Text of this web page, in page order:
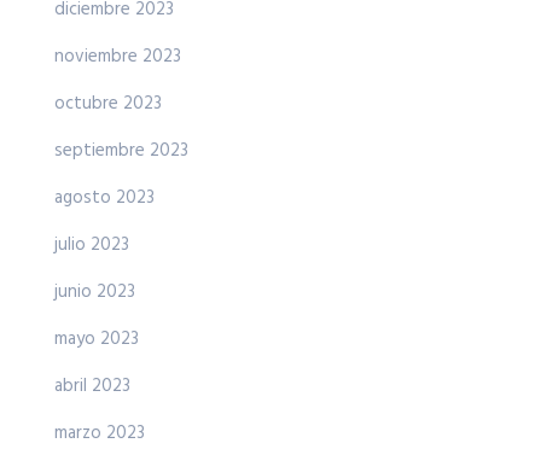
diciembre 2023
noviembre 2023
octubre 2023
septiembre 2023
agosto 2023
julio 2023
junio 2023
mayo 2023
abril 2023
marzo 2023